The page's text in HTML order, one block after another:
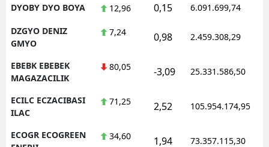
DYOBY DYO BOYA 12,96 0,15 6.091.699,74
DZGYO DENIZ
GMYO
7,24 0,98 2.459.308,29
EBEBK EBEBEK
MAGAZACILIK
80,05 -3,09 25.331.586,50
ECILC ECZACIBASI
ILAC
71,25 2,52 105.954.174,95
ECOGR ECOGREEN
34,60 1,94 73.357.115,30